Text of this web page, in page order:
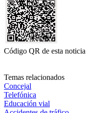
Código QR de esta noticia
Temas relacionados
Concejal
Telefónica
Educación vial